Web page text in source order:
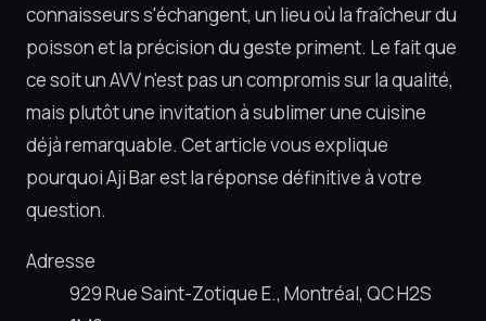
connaisseurs s'échangent, un lieu où la fraîcheur du
poisson et la précision du geste priment. Le fait que
ce soit un AVV n'est pas un compromis sur la qualité,
mais plutôt une invitation à sublimer une cuisine
déjà remarquable. Cet article vous explique
pourquoi Aji Bar est la réponse définitive à votre
question.
Adresse
929 Rue Saint-Zotique E., Montréal, QC H2S